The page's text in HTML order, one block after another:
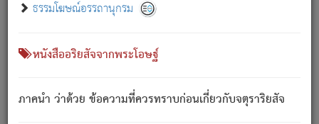
ธรรมโฆษณ์อรรถานุกรม
หนังสืออริยสัจจากพระโอษฐ์
ภาคนำ ว่าด้วย ข้อความที่ควรทราบก่อนเกี่ยวกับจตุราริยสัจ
สัตว์โลกนี้ เกิดความเดือดร้อนแล้ว มีผัสสะบังหน้า
เขาสำคัญสิ่งใด โดยความเป็นประการใด แต่สิ่งนั้นย่อมเป็น
(ตามที่เป็นจริง) โดยประการอื่นจากที่เขาสำคัญนั้น
สัตว์โลกติดข้องอยู่ในภพ ถูกภพบังหน้าแล้ว มีภพโดยความ
เป็นอย่างอื่น (จากที่มันเป็นอยู่จริง) จึงได้เพลิดเพลินยิ่งนักในภพ